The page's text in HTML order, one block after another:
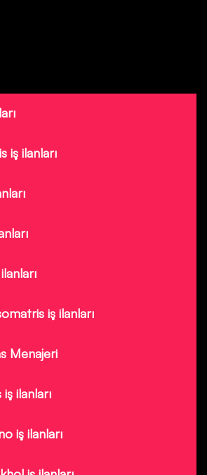
iş ilanları
iş ilanları
Menajeri
ilanları
iş ilanları